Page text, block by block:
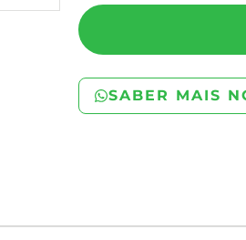
SABER MAIS